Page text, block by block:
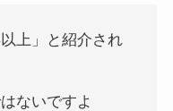
上」と紹介され
ないですよ